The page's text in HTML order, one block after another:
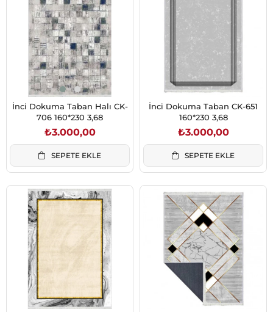
İnci Dokuma Taban Halı CK-
706 160*230 3,68
₺3.000,00
SEPETE EKLE
İnci Dokuma Taban CK-651
160*230 3,68
₺3.000,00
SEPETE EKLE